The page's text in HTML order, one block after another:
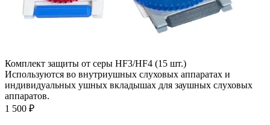
Комплект защиты от серы HF3/HF4 (15 шт.)
Используются во внутриушных слуховых аппаратах и
индивидуальных ушных вкладышах для заушных слуховых
аппаратов.
1 500 ₽